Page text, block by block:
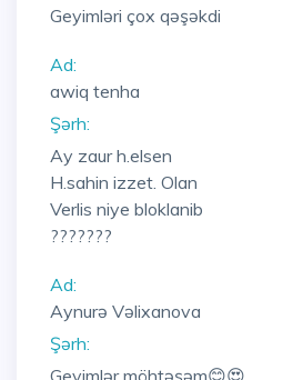
Geyimləri çox qəşəkdi
Ad:
awiq tenha
Şərh:
Ay zaur h.elsen
H.sahin izzet. Olan
Verlis niye bloklanib
???????
Ad:
Aynurə Vəlixanova
Şərh: